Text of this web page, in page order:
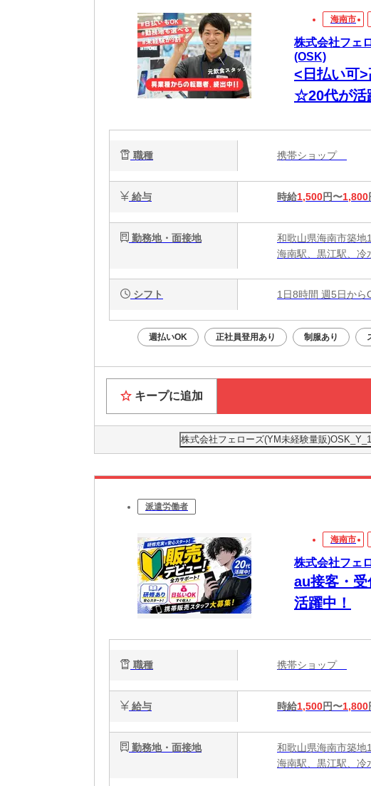
海南市
株式会社フェ
(OSK)
<日払い可
☆20代が活
職種 携帯ショップ
給与 時給1,500円〜1,800
勤務地・面接地
和歌山県海南市築地
海南駅、黒江駅、冷
シフト 1日8時間 週5日から
週払いOK 正社員登用あり 制服あり
キープに追加
株式会社フェローズ(YM未経験量販
派遣労働者
海南市
株式会社フェ
au接客・
活躍中！
職種 携帯ショップ
給与 時給1,500円〜1,800
勤務地・面接地
和歌山県海南市築地
海南駅、黒江駅、冷